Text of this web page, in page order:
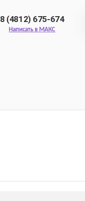
8 (4812) 675-674
Написать в МАКС